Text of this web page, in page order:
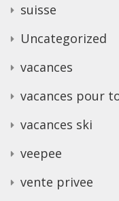
suisse
Uncategorized
vacances
vacances pour
vacances ski
veepee
vente privee